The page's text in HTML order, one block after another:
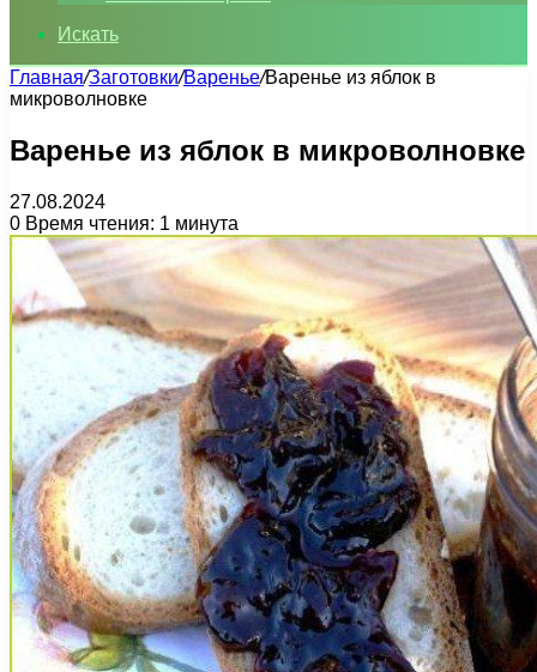
Искать
Главная/Заготовки/Варенье/Варенье из яблок в
микроволновке
Варенье из яблок в микроволновке
27.08.2024
0 Время чтения: 1 минута